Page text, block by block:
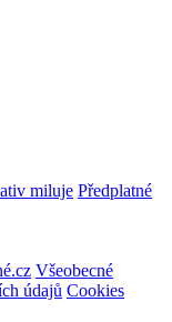
miluje Předplatné
Všeobecné
údajů Cookies